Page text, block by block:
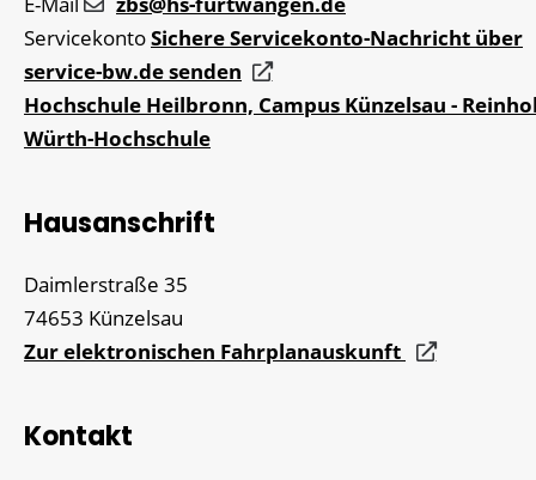
ServicekontoSichere Servicekonto-Nachricht über
service-bw.de senden
Hochschule Heilbronn, Campus Künzelsau -
Würth-Hochschule
Hausanschrift
Daimlerstraße 35
74653 Künzelsau
Zur elektronischen Fahrplanauskunft
Kontakt